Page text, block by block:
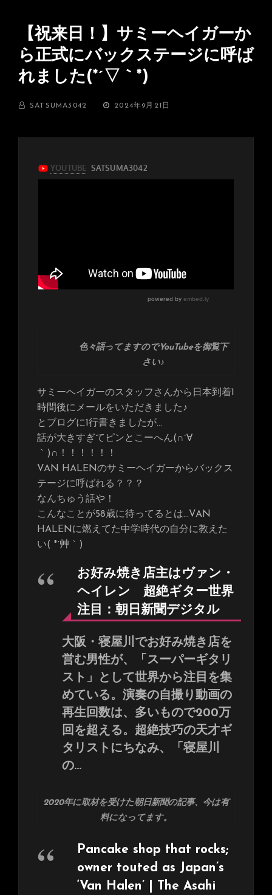
【祝来日！】サミーヘイガーか
ら正式にバックステージに呼ば
れました(*´▽｀*)
BY SATSUMA3042
投
2024年9月21日
色々語ってますのでYouTubeを御覧下
さい♪
サミーヘイガーのスタッフさんから日本到着1
時間後にメールをいただきました♪
とブログに1行書きましたが…
話が大きすぎてピンとこーへん(∩´∀
｀)∩！！！！！！
VAN HALENのサミーヘイガーからバックス
テージに呼ばれる？？？
なんちゅう話や！
こんなことが58歳に待ってるとは…VAN
HALENに燃えてた中学時代の自分に教えた
い( *´艸｀)
お好み焼き店主はヴァン・
ヘイレン 超絶ギター世界
注目：朝日新聞デジタル
大阪・寝屋川でお好み焼き店を
営む男性が、「スーパーギタリ
スト」として世界から注目を集
めている。演奏の自撮り動画の
再生回数は、多いもので200万
回を超える。超絶技巧の天才ギ
タリストにちなみ、「寝屋川
の…
2020年に取材を受けた朝日新聞の記事、今は有
料になってます。
Pancake shop that rocks;
owner touted as Japan’s
‘Van Halen’ | The Asahi